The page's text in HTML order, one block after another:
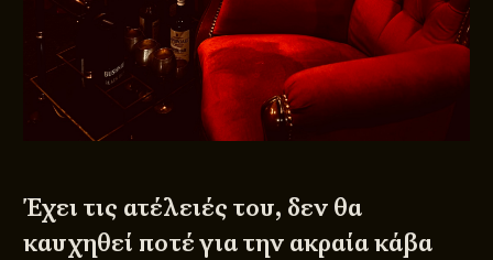
Έχει τις ατέλειές του, δεν θα
καυχηθεί ποτέ για την ακραία κάβα